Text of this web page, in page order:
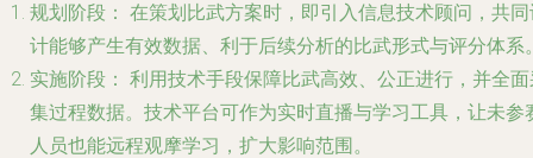
规划阶段： 在策划比武方案时，即引入信息技术顾问，共
计能够产生有效数据、利于后续分析的比武形式与评分体系
实施阶段： 利用技术手段保障比武高效、公正进行，并全
集过程数据。技术平台可作为实时直播与学习工具，让未参
人员也能远程观摩学习，扩大影响范围。